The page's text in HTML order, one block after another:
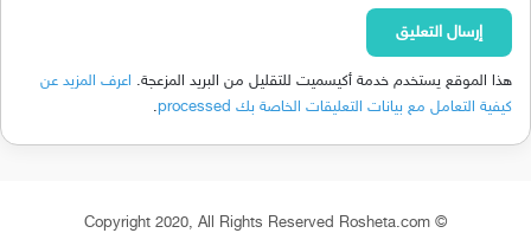
هذا الموقع يستخدم خدمة أكيسميت للتقليل من البريد المزعجة. اعرف المزيد عن
كيفية التعامل مع بيانات التعليقات الخاصة بك processed
.
© Copyright 2020, All Rights Reserved Rosheta.com